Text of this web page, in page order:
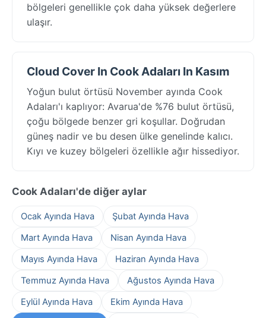
bölgeleri genellikle çok daha yüksek değerlere
ulaşır.
Cloud Cover In Cook Adaları In Kasım
Yoğun bulut örtüsü November ayında Cook
Adaları'ı kaplıyor: Avarua'de %76 bulut örtüsü,
çoğu bölgede benzer gri koşullar. Doğrudan
güneş nadir ve bu desen ülke genelinde kalıcı.
Kıyı ve kuzey bölgeleri özellikle ağır hissediyor.
Cook Adaları'de diğer aylar
Ocak Ayında Hava
Şubat Ayında Hava
Mart Ayında Hava
Nisan Ayında Hava
Mayıs Ayında Hava
Haziran Ayında Hava
Temmuz Ayında Hava
Ağustos Ayında Hava
Eylül Ayında Hava
Ekim Ayında Hava